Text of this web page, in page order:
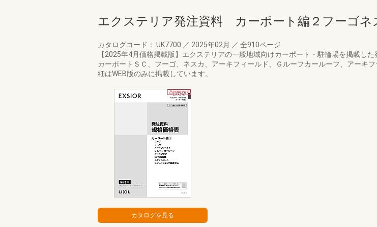
エクステリア発注資料 カーポート編２フーゴネ
カタログコード： UK7700 ／ 2025年02月 ／ 全910ページ
【2025年4月価格掲載版】エクステリアの一般地域向けカーポート・駐輪場を掲載し
カーポートＳＣ、フーゴ、ネスカ、アーキフィールド、Ｇルーフカールーフ、アーキ
細はWEB版のみに掲載しています。